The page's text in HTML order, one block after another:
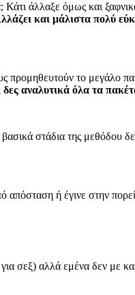
άλλαξε όμως και
και μάλιστα πολύ
προμηθευτούν το μεγάλο
αναλυτικά όλα τα
στάδια της
ή έγινε στην
σεξ) αλλά εμένα δεν με